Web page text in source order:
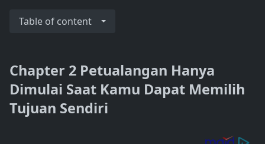
Table of content
Chapter 2 Petualangan Hanya
Dimulai Saat Kamu Dapat Memilih
Tujuan Sendiri